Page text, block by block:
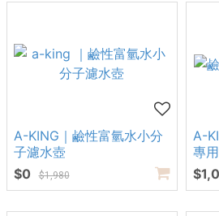
A-KING｜鹼性富氫水小分
子濾水壺
$0
$1,980
A-
專